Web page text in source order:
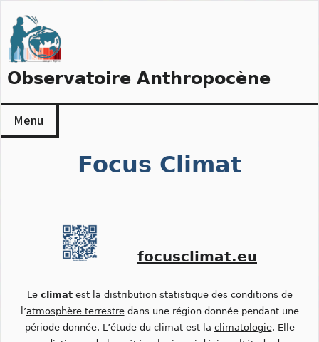
to
content
Observatoire Anthropocène
Menu
Focus Climat
focusclimat.eu
Le climatest la distribution statistique des conditions de
l’atmosphère terrestredans une région donnée pendant une
période donnée. L’étude du climat est la climatologie. Elle